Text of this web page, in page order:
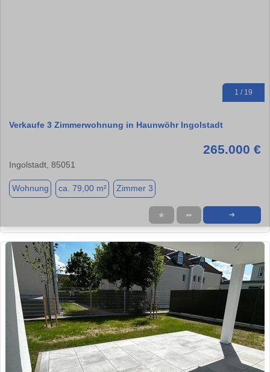
1 / 19
Verkaufe 3 Zimmerwohnung in Haunwöhr Ingolstadt
265.000 €
Ingolstadt, 85051
Wohnung ca. 79,00 m² Zimmer 3
★ ➦ ➜